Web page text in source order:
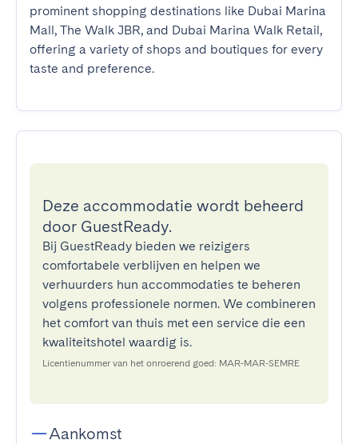
prominent shopping destinations like Dubai Marina
Mall, The Walk JBR, and Dubai Marina Walk Retail,
offering a variety of shops and boutiques for every
taste and preference.
Deze accommodatie wordt beheerd
door GuestReady.
Bij GuestReady bieden we reizigers
comfortabele verblijven en helpen we
verhuurders hun accommodaties te beheren
volgens professionele normen. We combineren
het comfort van thuis met een service die een
kwaliteitshotel waardig is.
Licentienummer van het onroerend goed: MAR-MAR-SEMRE
Aankomst